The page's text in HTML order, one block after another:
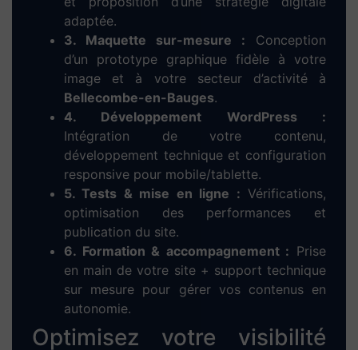
Dieup’art – Votre
agence web à
Bellecombe-en-
Bauges, experte en
création de site internet
Confiez votrecréation de
site web à Bellecombe-
en-Bauges à une agence
locale et engagée
Chez Dieup’art, nous mettons notre expertise en
WordPresset
entrepreneurs, artisans, commerçants et